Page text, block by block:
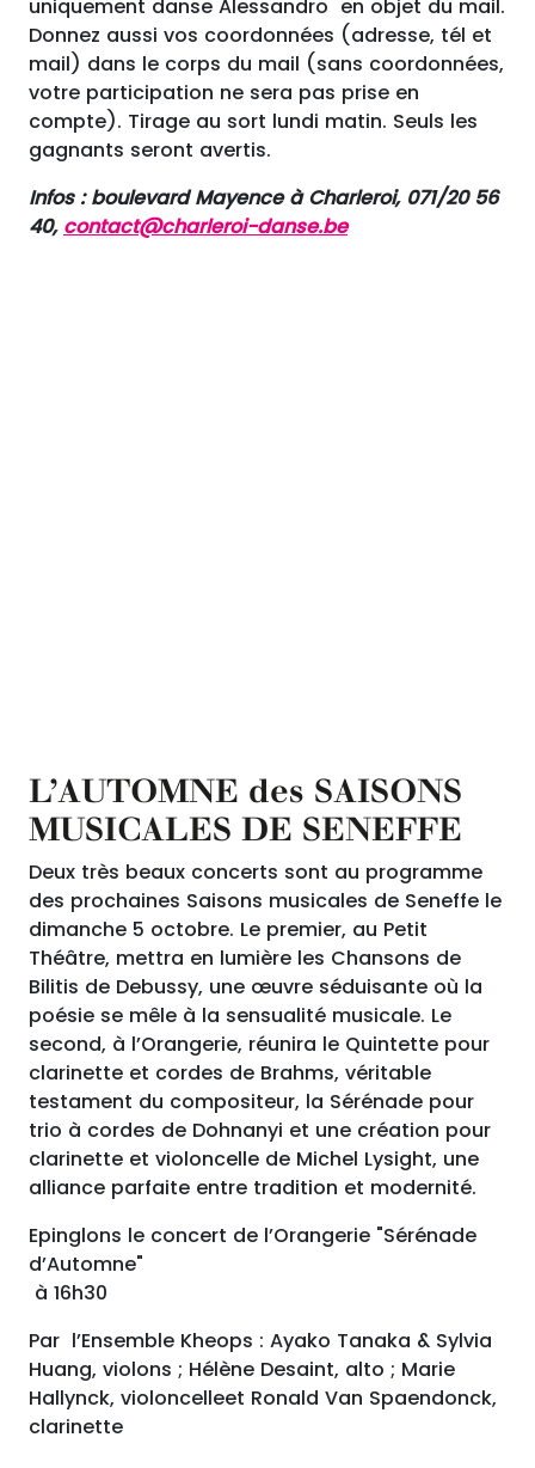
uniquement danse Alessandro en objet du mail.
Donnez aussi vos coordonnées (adresse, tél et
mail) dans le corps du mail (sans coordonnées,
votre participation ne sera pas prise en
compte). Tirage au sort lundi matin. Seuls les
gagnants seront avertis.
Infos : boulevard Mayence à Charleroi, 071/20 56
40, contact@charleroi-danse.be
L’AUTOMNE des SAISONS
MUSICALES DE SENEFFE
Deux très beaux concerts sont au programme
des prochaines Saisons musicales de Seneffe le
dimanche 5 octobre. Le premier, au Petit
Théâtre, mettra en lumière les Chansons de
Bilitis de Debussy, une œuvre séduisante où la
poésie se mêle à la sensualité musicale. Le
second, à l’Orangerie, réunira le Quintette pour
clarinette et cordes de Brahms, véritable
testament du compositeur, la Sérénade pour
trio à cordes de Dohnanyi et une création pour
clarinette et violoncelle de Michel Lysight, une
alliance parfaite entre tradition et modernité.
Epinglons le concert de l’Orangerie "Sérénade
d’Automne"
à 16h30
Par l’Ensemble Kheops : Ayako Tanaka & Sylvia
Huang, violons ; Hélène Desaint, alto ; Marie
Hallynck, violoncelleet Ronald Van Spaendonck,
clarinette